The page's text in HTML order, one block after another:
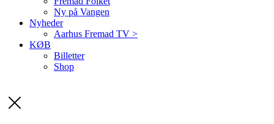
Ny på Vangen
Nyheder
Aarhus Fremad TV >
KØB
Billetter
Shop